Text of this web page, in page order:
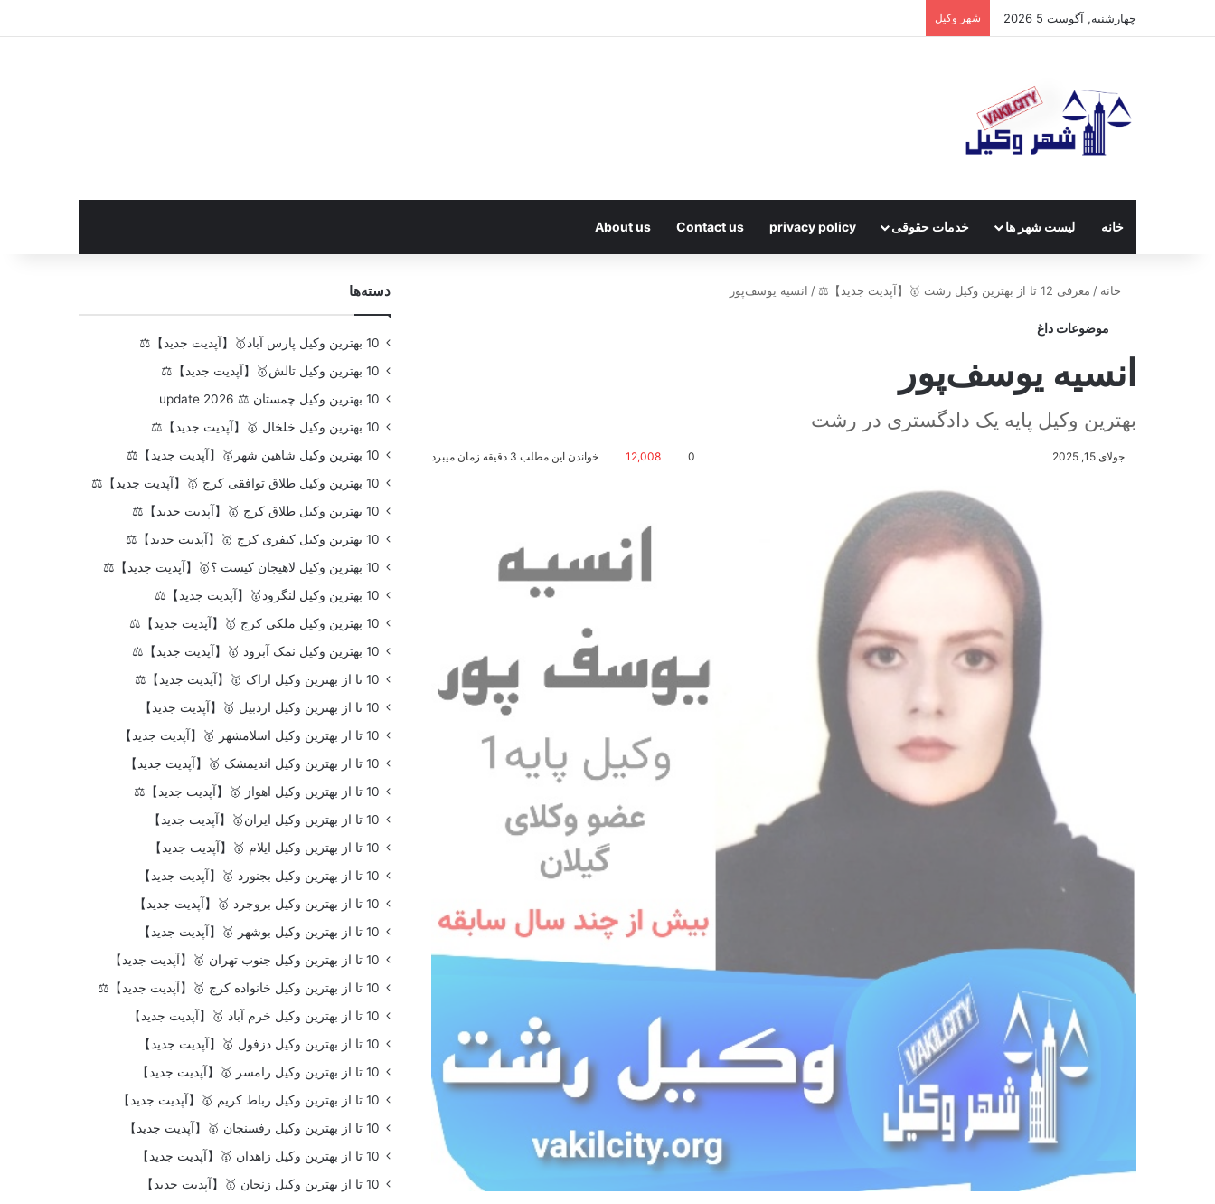
چهارشنبه, آگوست 5 2026 شهر وکیل
خانه لیست شهر ها خدمات حقوقی privacy policy
Contact us
About us
خانه / معرفی 12 تا از بهترین وکیل رشت 🥇【آپدیت جدید】⚖️ / انسیه یوسف‌پور
موضوعات داغ
انسیه یوسف‌پور
بهترین وکیل پایه یک دادگستری در رشت
جولای 15, 2025 0
12,008 خواندن این مطلب 3 دقیقه زمان میبرد
دسته‌ها
10 بهترین وکیل پارس آباد🥇【آپدیت جدید】⚖️
10 بهترین وکیل تالش🥇【آپدیت جدید】⚖️
10 بهترین وکیل چمستان ⚖️ update 2026
10 بهترین وکیل خلخال 🥇【آپدیت جدید】⚖️
10 بهترین وکیل شاهین شهر🥇【آپدیت جدید】⚖️
10 بهترین وکیل طلاق توافقی کرج 🥇【آپدیت جدید】⚖️
10 بهترین وکیل طلاق کرج 🥇【آپدیت جدید】⚖️
10 بهترین وکیل کیفری کرج 🥇【آپدیت جدید】⚖️
10 بهترین وکیل لاهیجان کیست ؟🥇【آپدیت جدید】⚖️
10 بهترین وکیل لنگرود🥇【آپدیت جدید】⚖️
10 بهترین وکیل ملکی کرج 🥇【آپدیت جدید】⚖️
10 بهترین وکیل نمک آبرود 🥇【آپدیت جدید】⚖️
10 تا از بهترین وکیل اراک 🥇【آپدیت جدید】⚖️
10 تا از بهترین وکیل اردبیل 🥇【آپدیت جدید】
10 تا از بهترین وکیل اسلامشهر 🥇【آپدیت جدید】
10 تا از بهترین وکیل اندیمشک 🥇【آپدیت جدید】
10 تا از بهترین وکیل اهواز 🥇【آپدیت جدید】⚖️
10 تا از بهترین وکیل ایران🥇【آپدیت جدید】
10 تا از بهترین وکیل ایلام 🥇【آپدیت جدید】
10 تا از بهترین وکیل بجنورد 🥇【آپدیت جدید】
10 تا از بهترین وکیل بروجرد 🥇【آپدیت جدید】
10 تا از بهترین وکیل بوشهر 🥇【آپدیت جدید】
10 تا از بهترین وکیل جنوب تهران 🥇【آپدیت جدید】
10 تا از بهترین وکیل خانواده کرج 🥇【آپدیت جدید】⚖️
10 تا از بهترین وکیل خرم آباد 🥇【آپدیت جدید】
10 تا از بهترین وکیل دزفول 🥇【آپدیت جدید】
10 تا از بهترین وکیل رامسر 🥇【آپدیت جدید】
10 تا از بهترین وکیل رباط کریم 🥇【آپدیت جدید】
10 تا از بهترین وکیل رفسنجان 🥇【آپدیت جدید】
10 تا از بهترین وکیل زاهدان 🥇【آپدیت جدید】
10 تا از بهترین وکیل زنجان 🥇【آپدیت جدید】